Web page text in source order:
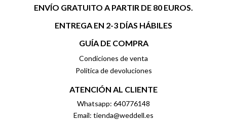
ENVÍO GRATUITO A PARTIR DE 80 EUROS.
ENTREGA EN 2-3 DÍAS HÁBILES
GUÍA DE COMPRA
Condiciones de venta
Política de devoluciones
ATENCIÓN AL CLIENTE
Whatsapp: 640776148
Email: tienda@weddell.es